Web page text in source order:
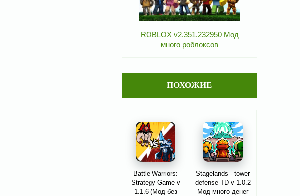
ROBLOX v2.351.232950 Мод
много роблоксов
ПОХОЖИЕ
Battle Warriors:
Strategy Game v
1.1.6 (Мод без
Stagelands - tower
defense TD v 1.0.2
Мод много денег